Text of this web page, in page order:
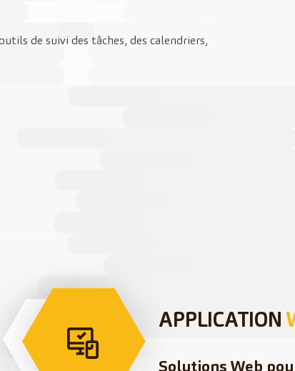
de suivi des tâches, des calendriers,
APPLICATION
Solutions Web